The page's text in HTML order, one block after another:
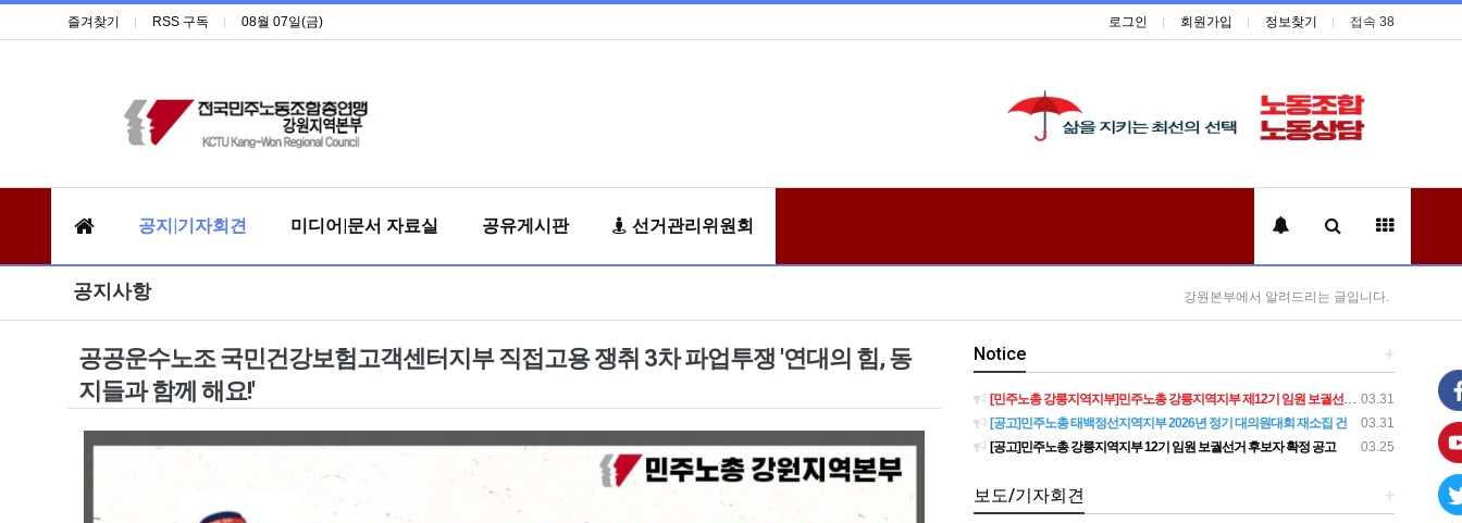
즐겨찾기 RSS 구독 08월 07일(금) 로그인 회원가입 정보찾기 접속 38
공지|기자회견 미디어|문서 자료실 공유게시판 선거관리위원회
공지사항 강원본부에서 알려드리는 글입니다.
공공운수노조 국민건강보험고객센터지부 직접고용 쟁취 3차 파업투쟁 '연대의 힘, 동
지들과 함께 해요!'
+
Notice
03.31
[민주노총 강릉지역지부]민주노총 강릉지역지부 제12기 임원 보궐선거결과 공고
03.31
[공고]민주노총 태백정선지역지부 2026년 정기 대의원대회 재소집 건
03.25
[공고]민주노총 강릉지역지부 12기 임원 보궐선거 후보자 확정 공고
+
보도/기자회견